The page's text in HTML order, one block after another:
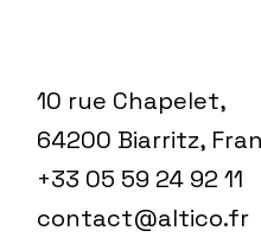
10 rue Chapelet,
64200 Biarritz,
+33 05 59 24 92 11
contact@altico.fr